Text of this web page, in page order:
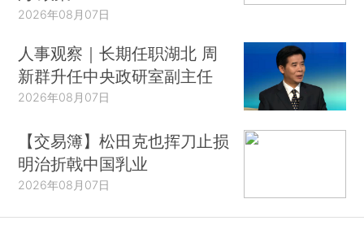
2026年08月07日
人事观察｜长期任职湖北 周
新群升任中央政研室副主任
2026年08月07日
【交易簿】松田克也挥刀止损
明治折戟中国乳业
2026年08月07日